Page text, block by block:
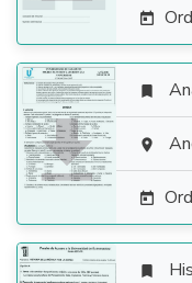





